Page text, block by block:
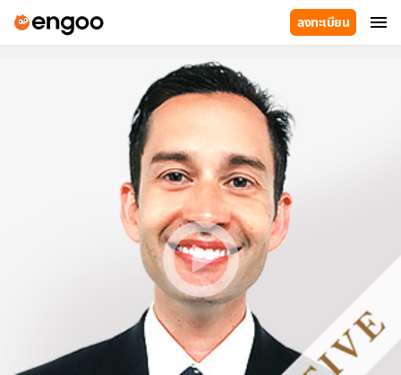
ลงทะเบียน